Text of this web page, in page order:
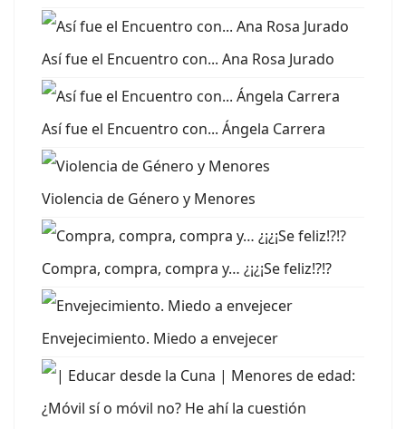
Así fue el Encuentro con... Ana Rosa Jurado
Así fue el Encuentro con... Ángela Carrera
Violencia de Género y Menores
Compra, compra, compra y… ¿¡¿¡Se feliz!?!?
Envejecimiento. Miedo a envejecer